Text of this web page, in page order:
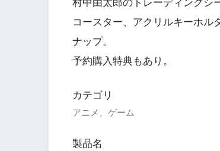
村中由太郎のトレーディングシ
コースター、アクリルキーホル
ナップ。
予約購入特典もあり。
カテゴリ
アニメ、ゲーム
製品名